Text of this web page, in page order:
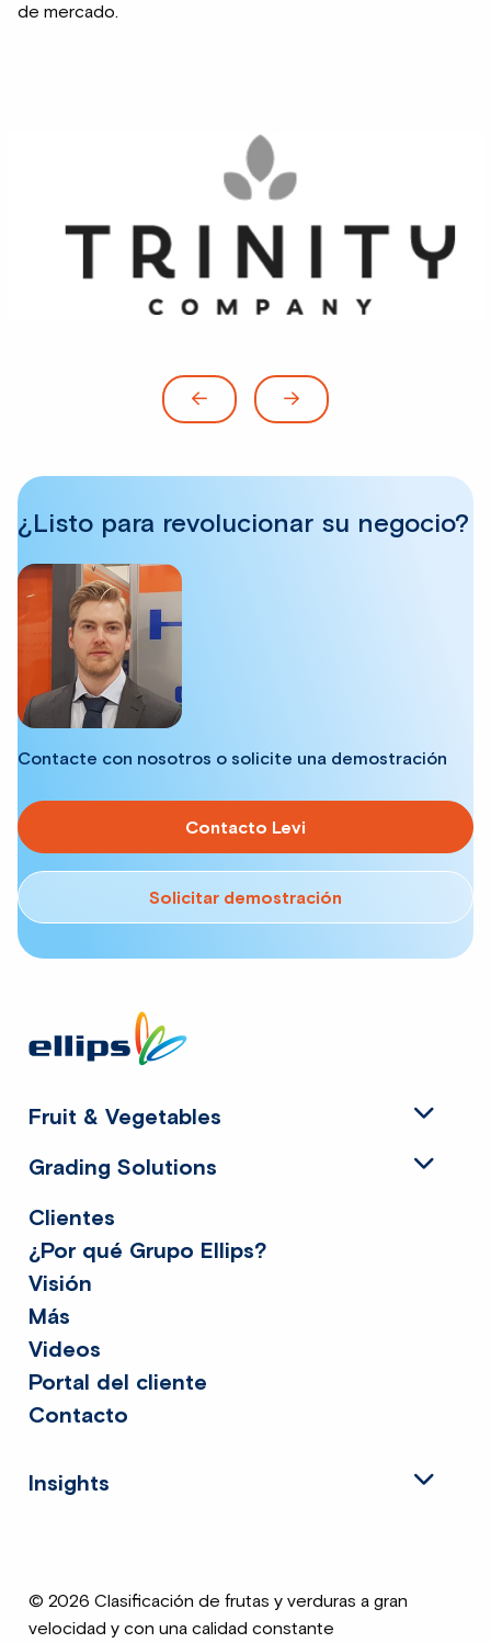
de mercado.
¿Listo para revolucionar su negocio?
Contacte con nosotros o solicite una demostración
Contacto Levi
Solicitar demostración
footer
Clientes
¿Por qué Grupo Ellips?
Visión
Más
Videos
Portal del cliente
Contacto
Insights
Fruit & Vegetables
Grading Solutions
© 2026 Clasificación de frutas y verduras a gran
velocidad y con una calidad constante